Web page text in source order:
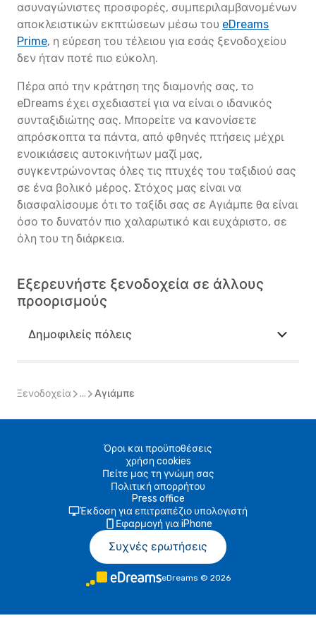
ασυναγώνιστες προσφορές, συμπεριλαμβανομένων
αποκλειστικών εκπτώσεων μέσω του eDreams
Prime, η εύρεση του τέλειου για εσάς ξενοδοχείου
δεν ήταν ποτέ πιο εύκολη.
Πέρα από την κράτηση της διαμονής σας, το
eDreams έχει σχεδιαστεί για να είναι ο ιδανικός
συνταξιδιώτης σας. Μπορείτε να κανονίσετε
απρόσκοπτα τα πάντα, από φθηνές πτήσεις μέχρι
ενοικιάσεις αυτοκινήτων μαζί μας,
συγκεντρώνοντας όλες τις πτυχές του ταξιδιού σας
σε ένα βολικό μέρος. Στόχος μας είναι να
διασφαλίσουμε ότι το ταξίδι σας σε Αγιάμπε θα είναι
όσο το δυνατόν πιο χαλαρωτικό και ευχάριστο, σε
όλη του τη διάρκεια.
Εξερευνήστε ξενοδοχεία σε άλλους
προορισμούς
Δημοφιλείς πόλεις
Ξενοδοχεία ... Αγιάμπε
Όροι και προϋποθέσεις
χρήση cookies
Πείτε μας τη γνώμη σας
Πολιτική απορρήτου
Press office
Έκδοση για επιτραπέζιο υπολογιστή
Εφαρμογή για iPhone
Συχνές ερωτήσεις
eDreams © 2026